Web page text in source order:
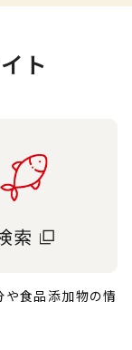
ト
食品添加物の情